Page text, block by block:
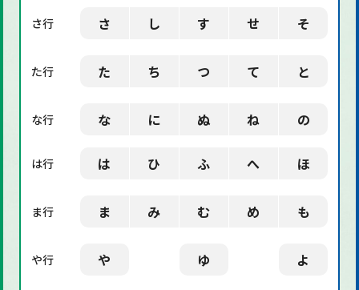
さ行 さ し す せ そ
た行 た ち つ て と
な行 な に ぬ ね の
は行 は ひ ふ へ ほ
ま行 ま み む め も
や行 や ゆ よ